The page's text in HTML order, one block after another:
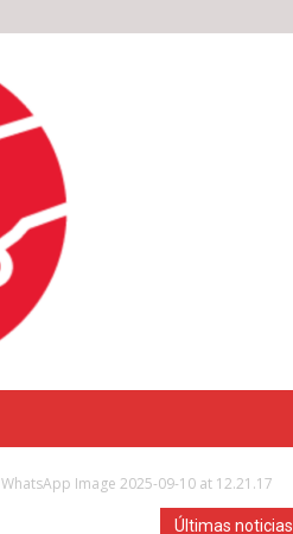
WhatsApp Image 2025-09-10 at 12.21.17
Últimas noticias